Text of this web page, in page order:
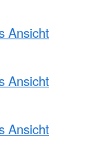
Ansicht
Ansicht
Ansicht